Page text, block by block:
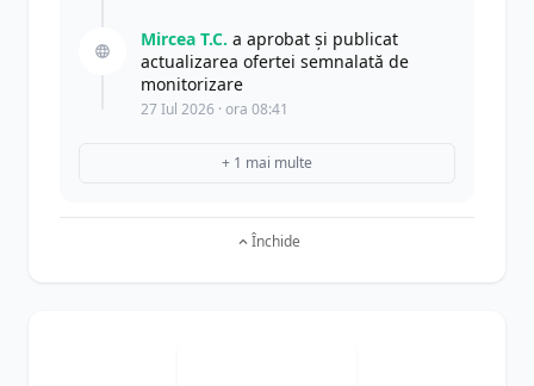
Mircea T.C. a aprobat și publicat
actualizarea ofertei semnalată de
monitorizare
27 Iul 2026 · ora 08:41
+ 1 mai multe
Închide